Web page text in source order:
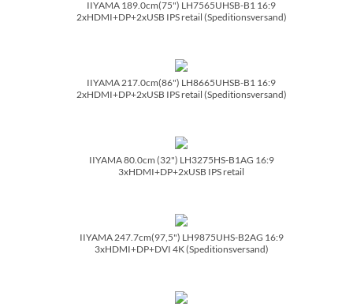
IIYAMA 189.0cm(75") LH7565UHSB-B1 16:9
2xHDMI+DP+2xUSB IPS retail (Speditionsversand)
IIYAMA 217.0cm(86") LH8665UHSB-B1 16:9
2xHDMI+DP+2xUSB IPS retail (Speditionsversand)
IIYAMA 80.0cm (32") LH3275HS-B1AG 16:9
3xHDMI+DP+2xUSB IPS retail
IIYAMA 247.7cm(97,5") LH9875UHS-B2AG 16:9
3xHDMI+DP+DVI 4K (Speditionsversand)